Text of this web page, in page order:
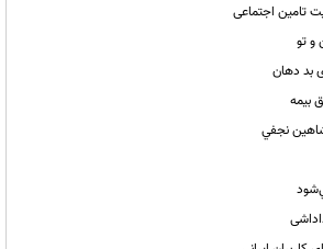
تامین اجتماعی
تو
بیمه
نجفي